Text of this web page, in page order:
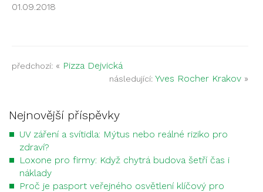
01.09.2018
předchozí: « Pizza Dejvická
následující: Yves Rocher Krakov »
Nejnovější příspěvky
UV záření a svítidla: Mýtus nebo reálné riziko pro
zdraví?
Loxone pro firmy: Když chytrá budova šetří čas i
náklady
Proč je pasport veřejného osvětlení klíčový pro